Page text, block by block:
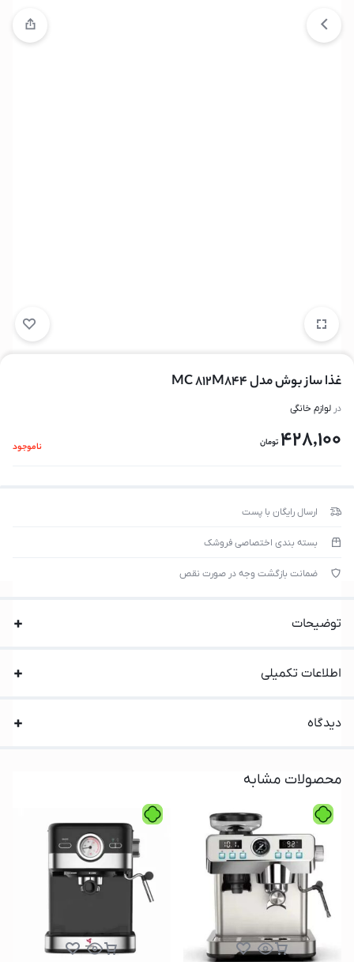
غذا ساز بوش مدل MC 812M844
در لوازم خانگی
428,100 تومان ناموجود
ارسال رایگان با پست
بسته بندی اختصاصی فروشک
ضمانت بازگشت وجه در صورت نقص
توضیحات
اطلاعات تکمیلی
دیدگاه
محصولات مشابه